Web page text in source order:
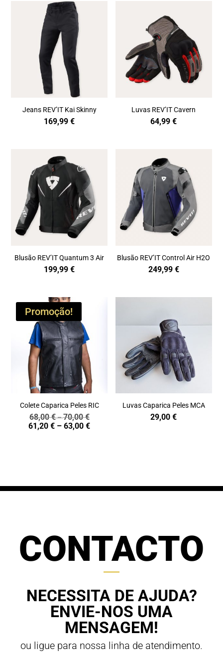
Jeans REV’IT Kai Skinny
169,99€
Luvas REV’IT Cavern
64,99€
Blusão REV’IT Quantum 3 Air
199,99€
Blusão REV’IT Control Air H2O
249,99 €
Promoção!
Colete Caparica Peles RIC
68,00€–70,00€Price
range:
61,20€ – 63,00€Price
Luvas Caparica Peles MCA
29,00€
CONTACTO
NECESSITA DE AJUDA?
ENVIE-NOS UMA
MENSAGEM!
ou ligue para nossa linha de atendimento.